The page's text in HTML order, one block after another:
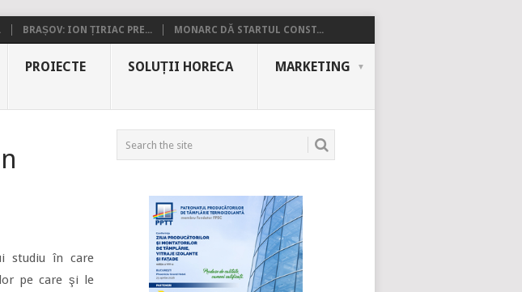
BRAȘOV: ION ȚIRIAC PRE... MONARC DĂ STARTUL CONST...
PROIECTE SOLUȚII HORECA MARKETING
studiu în care
pe care şi le